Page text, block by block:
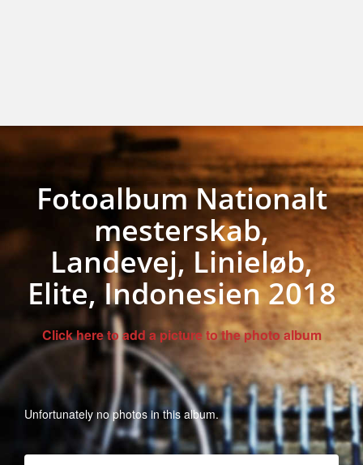
Fotoalbum Nationalt
mesterskab,
Landevej, Linieløb,
Elite, Indonesien 2018
Click here to add a picture to the photo album
Unfortunately no photos in this album.